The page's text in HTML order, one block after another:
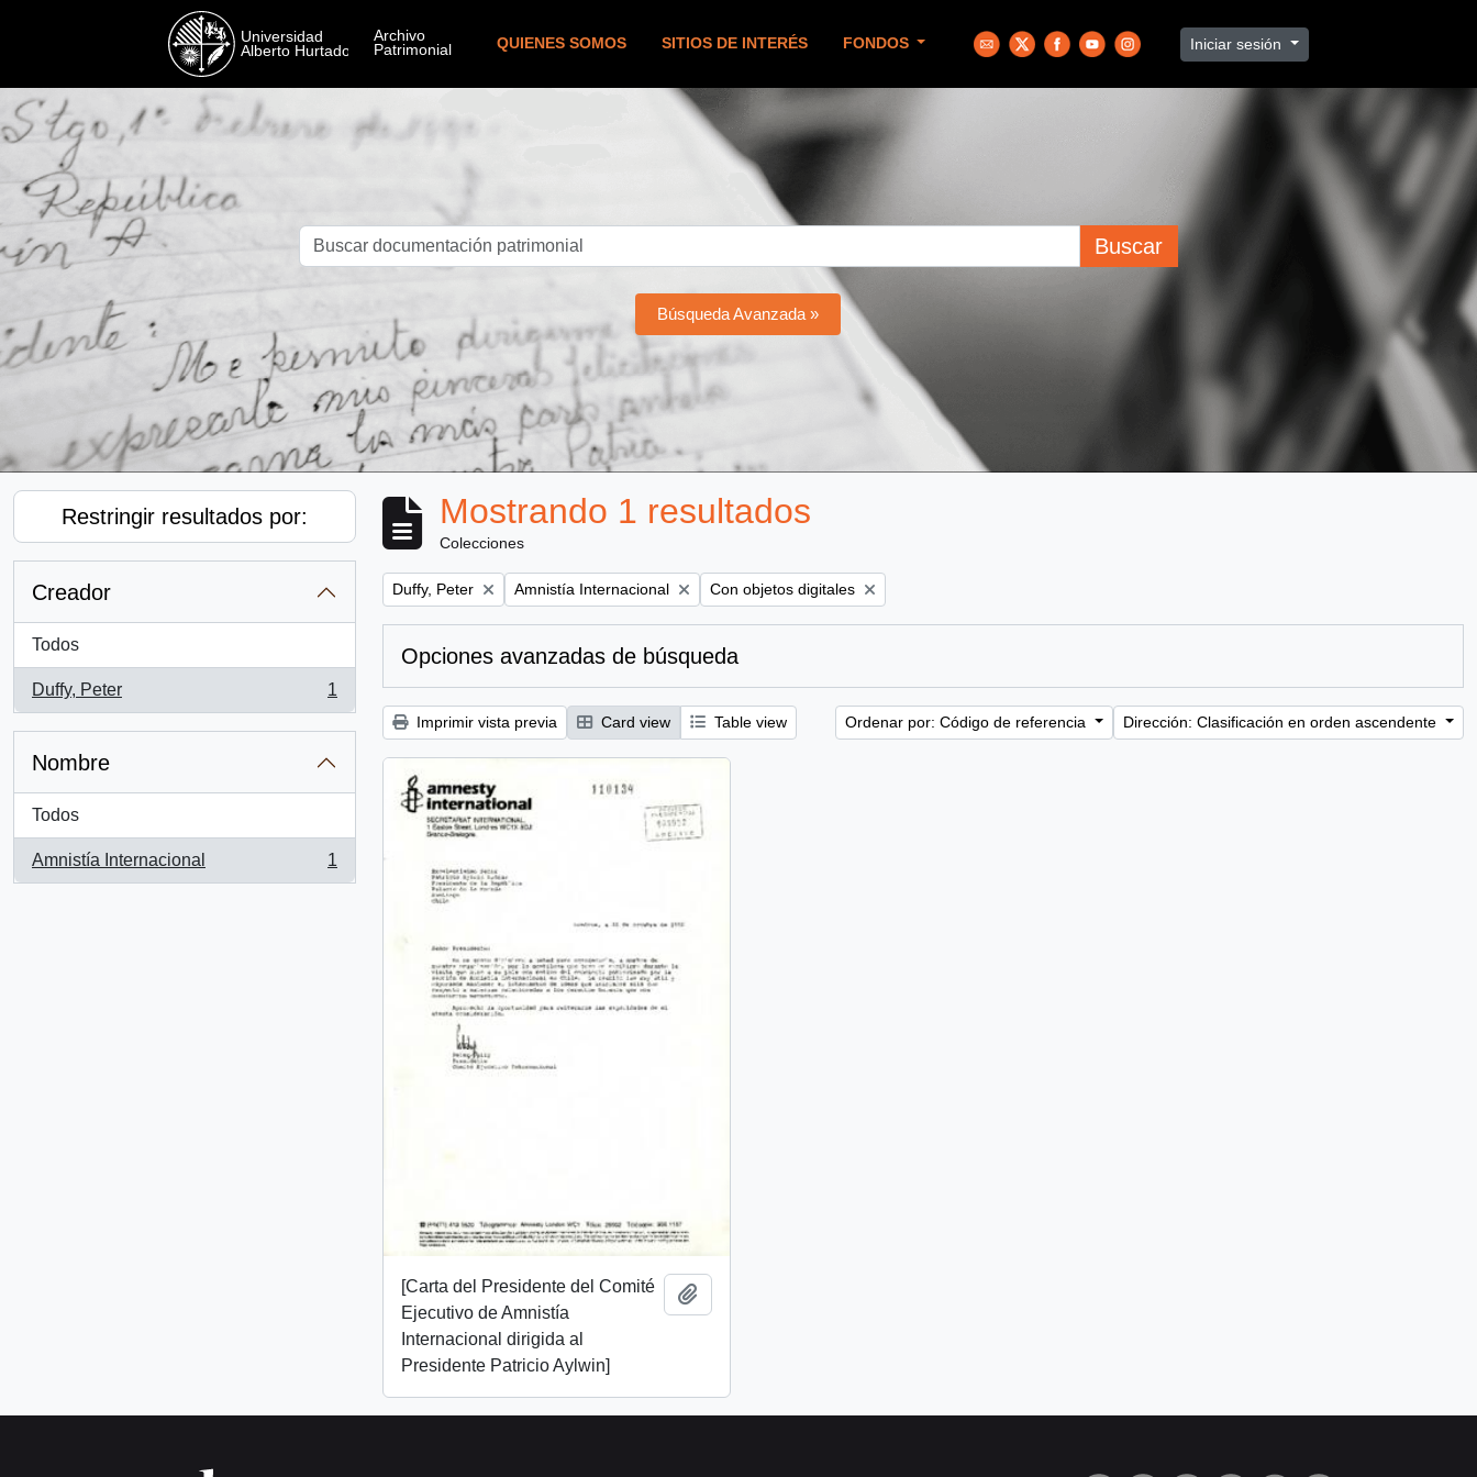
QUIENES SOMOS SITIOS DE INTERÉS FONDOS Iniciar sesión
Buscar
Búsqueda Avanzada »
Restringir resultados por:
Creador
Todos
Duffy, Peter
, 1 resultados
1
Nombre
Todos
Amnistía Internacional
, 1 resultados
1
Mostrando 1 resultados
Colecciones
Remove filter:
Duffy, Peter Remove filter:
Amnistía Internacional Remove filter:
Con objetos digitales
Opciones avanzadas de búsqueda
Imprimir vista previa Card view Table view Ordenar por: Código de referencia Dirección: Clasificación en orden ascendente
[Carta del Presidente del Comité
Ejecutivo de Amnistía
Internacional dirigida al
Presidente Patricio Aylwin]